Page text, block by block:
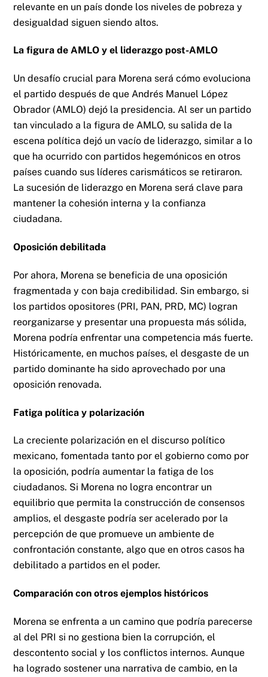
relevante en un país donde los niveles de pobreza y
desigualdad siguen siendo altos.
La figura de AMLO y el liderazgo post-AMLO
Un desafío crucial para Morena será cómo evoluciona
el partido después de que Andrés Manuel López
Obrador (AMLO) dejó la presidencia. Al ser un partido
tan vinculado a la figura de AMLO, su salida de la
escena política dejó un vacío de liderazgo, similar a lo
que ha ocurrido con partidos hegemónicos en otros
países cuando sus líderes carismáticos se retiraron.
La sucesión de liderazgo en Morena será clave para
mantener la cohesión interna y la confianza
ciudadana.
Oposición debilitada
Por ahora, Morena se beneficia de una oposición
fragmentada y con baja credibilidad. Sin embargo, si
los partidos opositores (PRI, PAN, PRD, MC) logran
reorganizarse y presentar una propuesta más sólida,
Morena podría enfrentar una competencia más fuerte.
Históricamente, en muchos países, el desgaste de un
partido dominante ha sido aprovechado por una
oposición renovada.
Fatiga política y polarización
La creciente polarización en el discurso político
mexicano, fomentada tanto por el gobierno como por
la oposición, podría aumentar la fatiga de los
ciudadanos. Si Morena no logra encontrar un
equilibrio que permita la construcción de consensos
amplios, el desgaste podría ser acelerado por la
percepción de que promueve un ambiente de
confrontación constante, algo que en otros casos ha
debilitado a partidos en el poder.
Comparación con otros ejemplos históricos
Morena se enfrenta a un camino que podría parecerse
al del PRI si no gestiona bien la corrupción, el
descontento social y los conflictos internos. Aunque
ha logrado sostener una narrativa de cambio, en la